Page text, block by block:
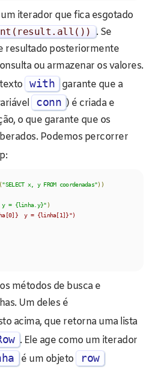
iterador que fica esgotado
( result. all())
. Se
resultado posteriormente
ou armazenar os valores.
with
garante que a
conn ) é criada e
o que garante que os
Podemos percorrer
("SELECT x, y FROM coordenadas"))
= {linha.y}" )
y = {linha[1]}")
métodos de busca e
Um deles é
acima, que retorna uma lista
. Ele age como um iterador
é um objeto row